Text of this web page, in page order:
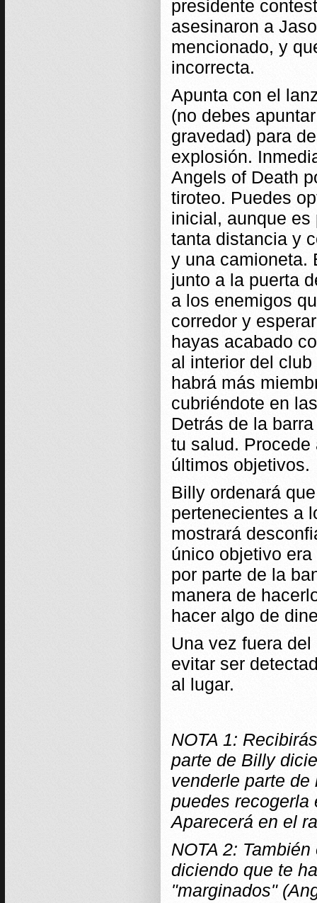
presidente
asesinaron a
mencionado, y
incorrecta.
Apunta con el
(no debes
gravedad) para
explosión.
Angels of Death
tiroteo. Puedes
inicial, aunque
tanta distancia y
y una camioneta.
junto a la puerta
a los enemigos
corredor y
hayas acabado
al interior del
habrá más
cubriéndote en
Detrás de la
tu salud.
últimos objetivos.
Billy ordenará
pertenecientes a
mostrará
único objetivo
por parte de la
manera de
hacer algo de
Una vez fuera
evitar ser
al lugar.
NOTA 1:
parte de Billy
venderle parte
puedes recogerla
Aparecerá en el
NOTA 2:
diciendo que te
"marginados"